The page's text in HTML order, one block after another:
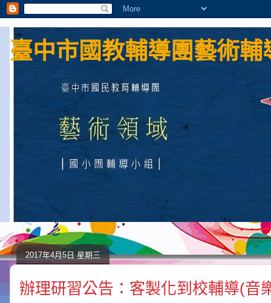
臺中市國教輔導團藝術
2017年4月5日 星期三
辦理研習公告：客製化到校輔導(音